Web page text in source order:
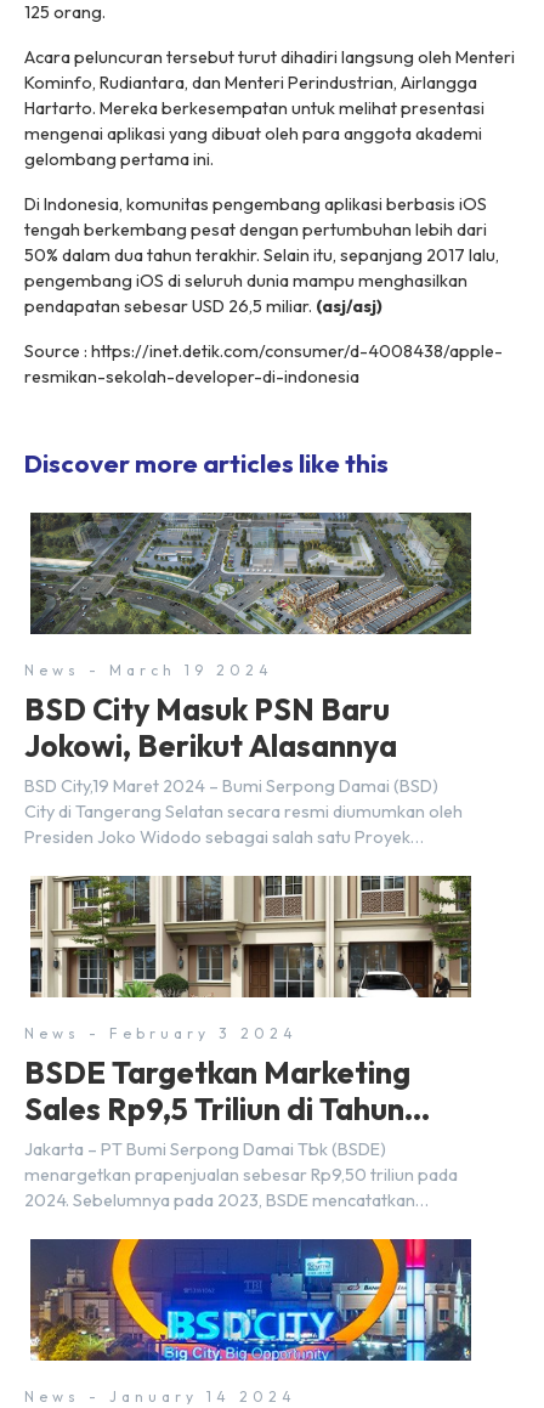
125 orang.
Acara peluncuran tersebut turut dihadiri langsung oleh Menteri
Kominfo, Rudiantara, dan Menteri Perindustrian, Airlangga
Hartarto. Mereka berkesempatan untuk melihat presentasi
mengenai aplikasi yang dibuat oleh para anggota akademi
gelombang pertama ini.
Di Indonesia, komunitas pengembang aplikasi berbasis iOS
tengah berkembang pesat dengan pertumbuhan lebih dari
50% dalam dua tahun terakhir. Selain itu, sepanjang 2017 lalu,
pengembang iOS di seluruh dunia mampu menghasilkan
pendapatan sebesar USD 26,5 miliar. (asj/asj)
Source : https://inet.detik.com/consumer/d-4008438/apple-
resmikan-sekolah-developer-di-indonesia
Discover more articles like this
News - March 19 2024
BSD City Masuk PSN Baru
Jokowi, Berikut Alasannya
BSD City,19 Maret 2024 – Bumi Serpong Damai (BSD)
City di Tangerang Selatan secara resmi diumumkan oleh
Presiden Joko Widodo sebagai salah satu Proyek
dibuat oleh Menteri Koordinator Bidang Perekonomian,
Airlangga Hartarto, setelah Rapat Terbatas (ratas)
bersama Jokowi di Istana Kepresidenan pada hari Senin,
18 Maret 2024. Selain […]
News - February 3 2024
BSDE Targetkan Marketing
Sales Rp9,5 Triliun di Tahun
2024
Jakarta – PT Bumi Serpong Damai Tbk (BSDE)
menargetkan prapenjualan sebesar Rp9,50 triliun pada
2024. Sebelumnya pada 2023, BSDE mencatatkan
melampaui target prapenjualan sebesar Rp8,80 triliun.
Menurut Direktur BSDE Hermawan Wijaya menghadapi
2024, kondisi ekonomi global maupun nasional dapat
memengaruhi pertimbangan masyarakat untuk membeli
rumah maupun investasi di sektor […]
News - January 14 2024